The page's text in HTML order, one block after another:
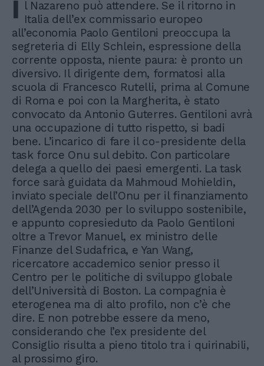
I l Nazareno può attendere. Se il ritorno in
Italia dell’ex commissario europeo
all’economia Paolo Gentiloni preoccupa la
segreteria di Elly Schlein, espressione della
corrente opposta, niente paura: è pronto un
diversivo. Il dirigente dem, formatosi alla
scuola di Francesco Rutelli, prima al Comune
di Roma e poi con la Margherita, è stato
convocato da Antonio Guterres. Gentiloni avrà
una occupazione di tutto rispetto, si badi
bene. L’incarico di fare il co-presidente della
task force Onu sul debito. Con particolare
delega a quello dei paesi emergenti. La task
force sarà guidata da Mahmoud Mohieldin,
inviato speciale dell’Onu per il finanziamento
dell’Agenda 2030 per lo sviluppo sostenibile,
e appunto copresieduto da Paolo Gentiloni
oltre a Trevor Manuel, ex ministro delle
Finanze del Sudafrica, e Yan Wang,
ricercatore accademico senior presso il
Centro per le politiche di sviluppo globale
dell’Università di Boston. La compagnia è
eterogenea ma di alto profilo, non c’è che
dire. E non potrebbe essere da meno,
considerando che l’ex presidente del
Consiglio risulta a pieno titolo tra i quirinabili,
al prossimo giro.